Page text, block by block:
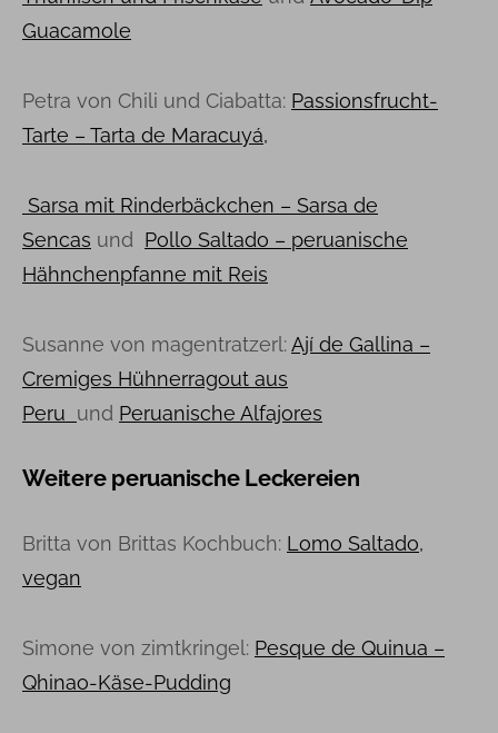
Guacamole
Petra von Chili und Ciabatta: Passionsfrucht-
Tarte – Tarta de Maracuyá,
Sarsa mit Rinderbäckchen – Sarsa de
Sencas und Pollo Saltado – peruanische
Hähnchenpfanne mit Reis
Susanne von magentratzerl: Ají de Gallina –
Cremiges Hühnerragout aus
Peru und Peruanische Alfajores
Weitere peruanische Leckereien
Britta von Brittas Kochbuch: Lomo Saltado,
vegan
Simone von zimtkringel: Pesque de Quinua –
Qhinao-Käse-Pudding